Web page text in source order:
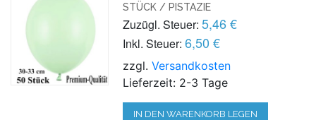
STÜCK / PISTAZIE
Zuzügl. Steuer: 5,46 €
Inkl. Steuer: 6,50 €
zzgl.Versandkosten
Lieferzeit: 2-3 Tage
IN DEN WARENKORB LEGEN